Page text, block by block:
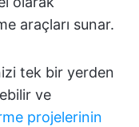
araçları sunar.
tek bir yerden
ve
projelerinin